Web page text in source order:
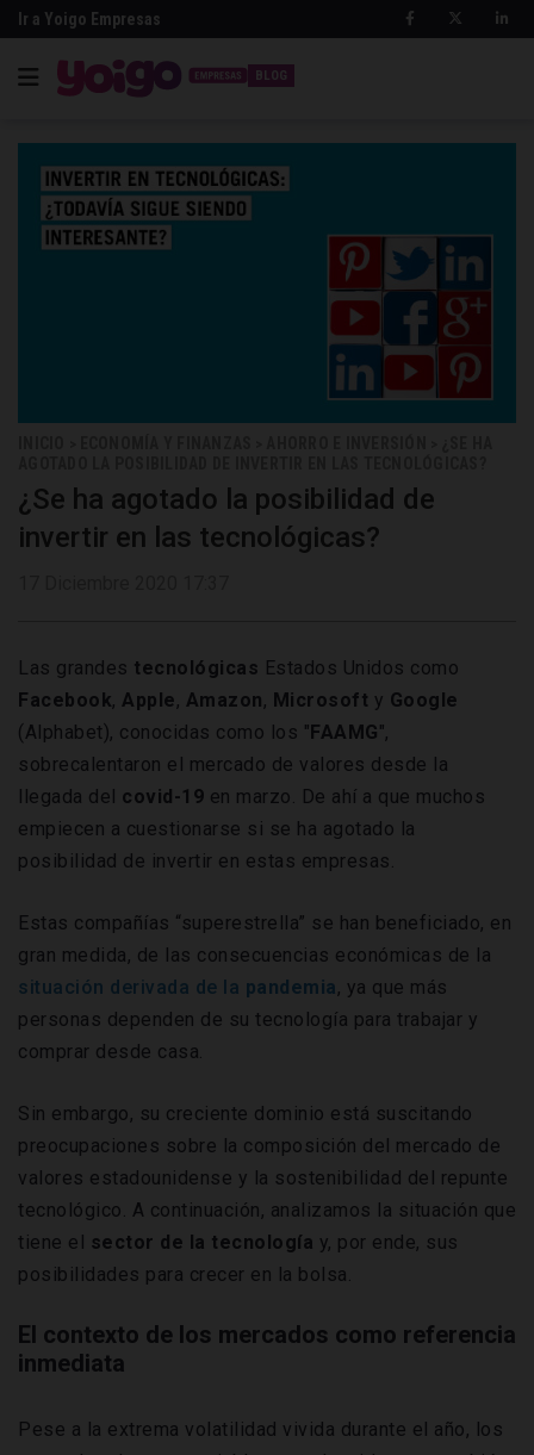
Ir a Yoigo Empresas
BLOG
¿Se ha agotado la posibilidad de
invertir en las tecnológicas?
Las grandes tecnológicas Estados Unidos como
Facebook, Apple, Amazon, Microsoft y Google
(Alphabet), conocidas como los "FAAMG",
sobrecalentaron el mercado de valores desde la
llegada del covid-19 en marzo. De ahí a que muchos
empiecen a cuestionarse si se ha agotado la
posibilidad de invertir en estas empresas.
Estas compañías “superestrella” se han beneficiado, en
gran medida, de las consecuencias económicas de la
situación derivada de la pandemia, ya que más
personas dependen de su tecnología para trabajar y
comprar desde casa.
Sin embargo, su creciente dominio está suscitando
preocupaciones sobre la composición del mercado de
valores estadounidense y la sostenibilidad del repunte
tecnológico. A continuación, analizamos la situación que
tiene el sector de la tecnología y, por ende, sus
posibilidades para crecer en la bolsa.
El contexto de los mercados como referencia
inmediata
Pese a la extrema volatilidad vivida durante el año, los